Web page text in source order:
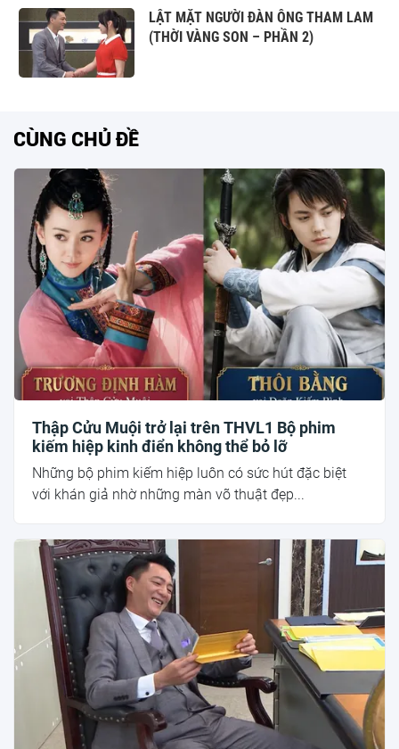
LẬT MẶT NGƯỜI ĐÀN ÔNG THAM LAM
(THỜI VÀNG SON – PHẦN 2)
CÙNG CHỦ ĐỀ
Thập Cửu Muội trở lại trên THVL1 Bộ phim
kiếm hiệp kinh điển không thể bỏ lỡ
Những bộ phim kiếm hiệp luôn có sức hút đặc biệt
với khán giả nhờ những màn võ thuật đẹp...